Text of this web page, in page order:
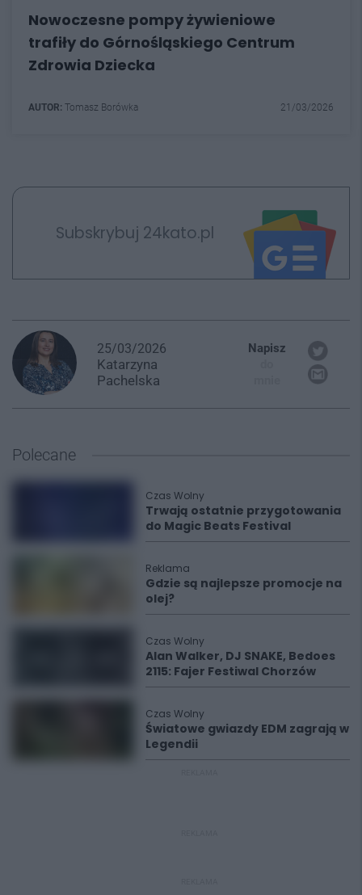
Nowoczesne pompy żywieniowe
trafiły do Górnośląskiego Centrum
Zdrowia Dziecka
AUTOR: Tomasz Borówka 21/03/2026
Subskrybuj 24kato.pl
25/03/2026
Katarzyna
Pachelska
Napisz
Polecane
Czas Wolny
Trwają ostatnie przygotowania
do Magic Beats Festival
Reklama
Gdzie są najlepsze promocje na
olej?
Czas Wolny
Alan Walker, DJ SNAKE, Bedoes
2115: Fajer Festiwal Chorzów
Czas Wolny
Światowe gwiazdy EDM zagrają w
Legendii